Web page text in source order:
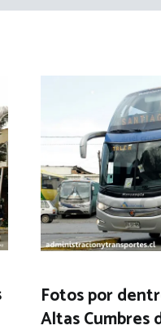
Fotos por
Altas Cumbres